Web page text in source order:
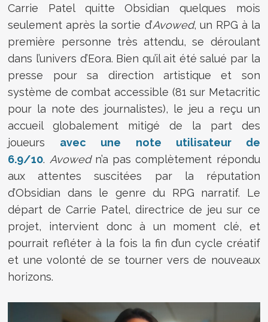
Carrie Patel quitte Obsidian quelques mois
seulement après la sortie d’Avowed, un RPG à la
première personne très attendu, se déroulant
dans l’univers d’Eora. Bien qu’il ait été salué par la
presse pour sa direction artistique et son
système de combat accessible (81 sur Metacritic
pour la note des journalistes), le jeu a reçu un
accueil globalement mitigé de la part des
joueurs avec une note utilisateur de
6.9/10. Avowedn’a pas complètement répondu
aux attentes suscitées par la réputation
d’Obsidian dans le genre du RPG narratif. Le
départ de Carrie Patel, directrice de jeu sur ce
projet, intervient donc à un moment clé, et
pourrait refléter à la fois la fin d’un cycle créatif
et une volonté de se tourner vers de nouveaux
horizons.